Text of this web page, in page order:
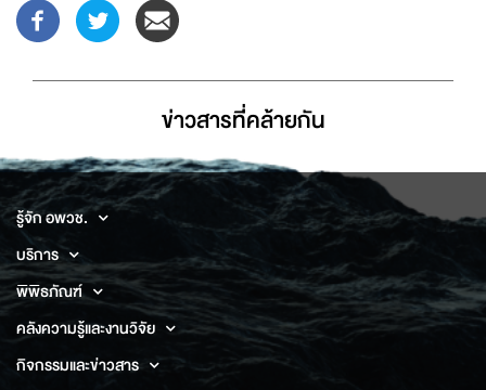
ข่าวสารที่่คล้ายกัน
รู้จัก อพวช.
บริการ
พิพิธภัณฑ์
คลังความรู้และงานวิจัย
กิจกรรมและข่าวสาร